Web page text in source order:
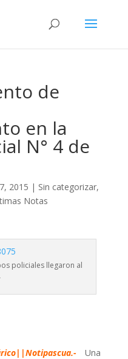
de
en la
N° 4 de
2015 | Sin categorizar,
Notas
policiales llegaron al
Una